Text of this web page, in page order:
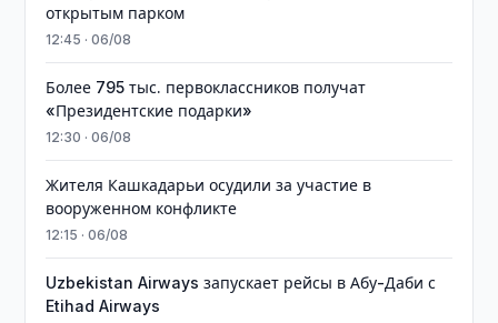
открытым парком
12:45 · 06/08
Более 795 тыс. первоклассников получат
«Президентские подарки»
12:30 · 06/08
Жителя Кашкадарьи осудили за участие в
вооруженном конфликте
12:15 · 06/08
Uzbekistan Airways запускает рейсы в Абу-Даби с
Etihad Airways